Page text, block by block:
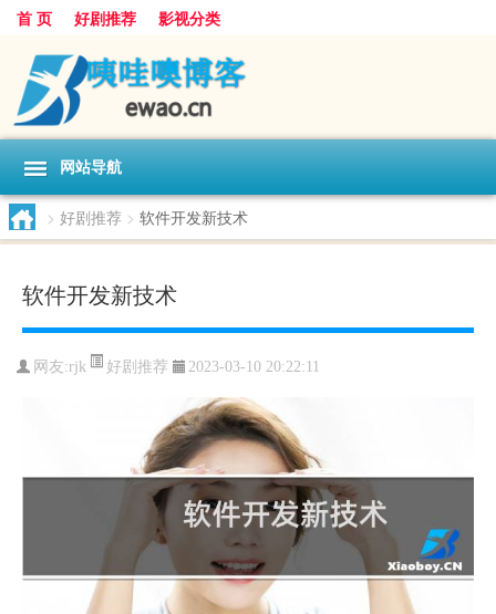
首 页 好剧推荐 影视分类
网站导航
> 好剧推荐 > 软件开发新技术
软件开发新技术
网友:rjk 好剧推荐 2023-03-10 20:22:11